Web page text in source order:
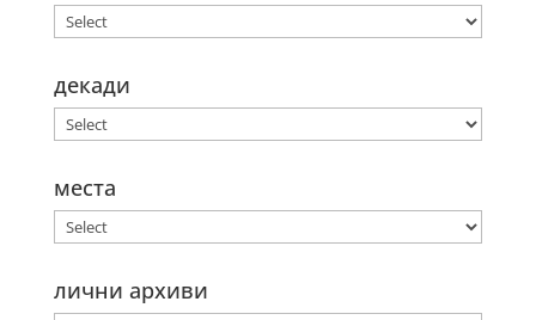
декади
места
лични архиви